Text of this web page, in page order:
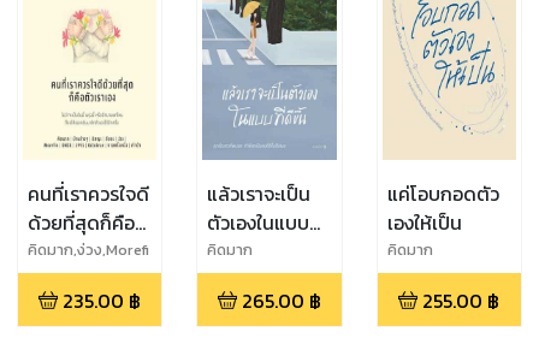
คนที่เราควรใจดี
ด้วยที่สุดก็คือ
ตัวเราเอง
คิดมาก,ง่วง,Morefi
n,ชัยยะ,1991,อิส
ญะ,กาลครั้ง
หนึ่ง,Octobrae,บ้า
235.00 ฿
แล้วเราจะเป็น
ตัวเองในแบบที่
ดีขึ้น
คิดมาก
265.00 ฿
แค่โอบกอดตัว
เองให้เป็น
คิดมาก
255.00 ฿